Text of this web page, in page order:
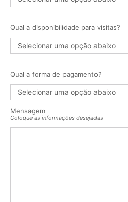
Qual a disponibilidade para visitas?
Qual a forma de pagamento?
Mensagem
Coloque as informações desejadas